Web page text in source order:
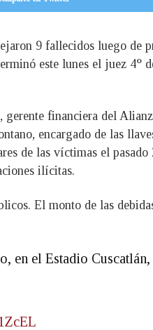
9 fallecidos luego de
este lunes el juez 4°
financiera del
encargado de las
de las víctimas el
ilícitas.
El monto de las
en el Estadio